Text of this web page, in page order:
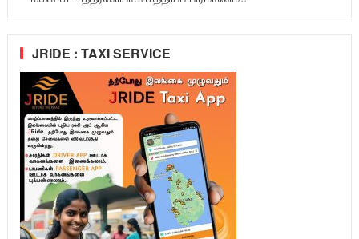
JRIDE : TAXI SERVICE